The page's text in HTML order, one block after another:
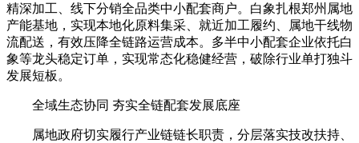
精深加工、线下分销全品类中小配套商户。白象扎根郑州属地
产能基地，实现本地化原料集采、就近加工履约、属地干线物
流配送，有效压降全链路运营成本。多半中小配套企业依托白
象等龙头稳定订单，实现常态化稳健经营，破除行业单打独斗
发展短板。
全域生态协同 夯实全链配套发展底座
属地政府切实履行产业链链长职责，分层落实技改扶持、